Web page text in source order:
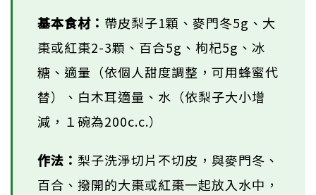
基本食材： 帶皮梨子1顆、麥門冬5g、大
棗或紅棗2-3顆、百合5g、枸杞5g、冰
糖、適量（依個人甜度調整，可用蜂蜜代
替）、白木耳適量、水（依梨子大小增
減，１碗為200c.c.）
作法： 梨子洗淨切片不切皮，與麥門冬、
百合、撥開的大棗或紅棗一起放入水中，